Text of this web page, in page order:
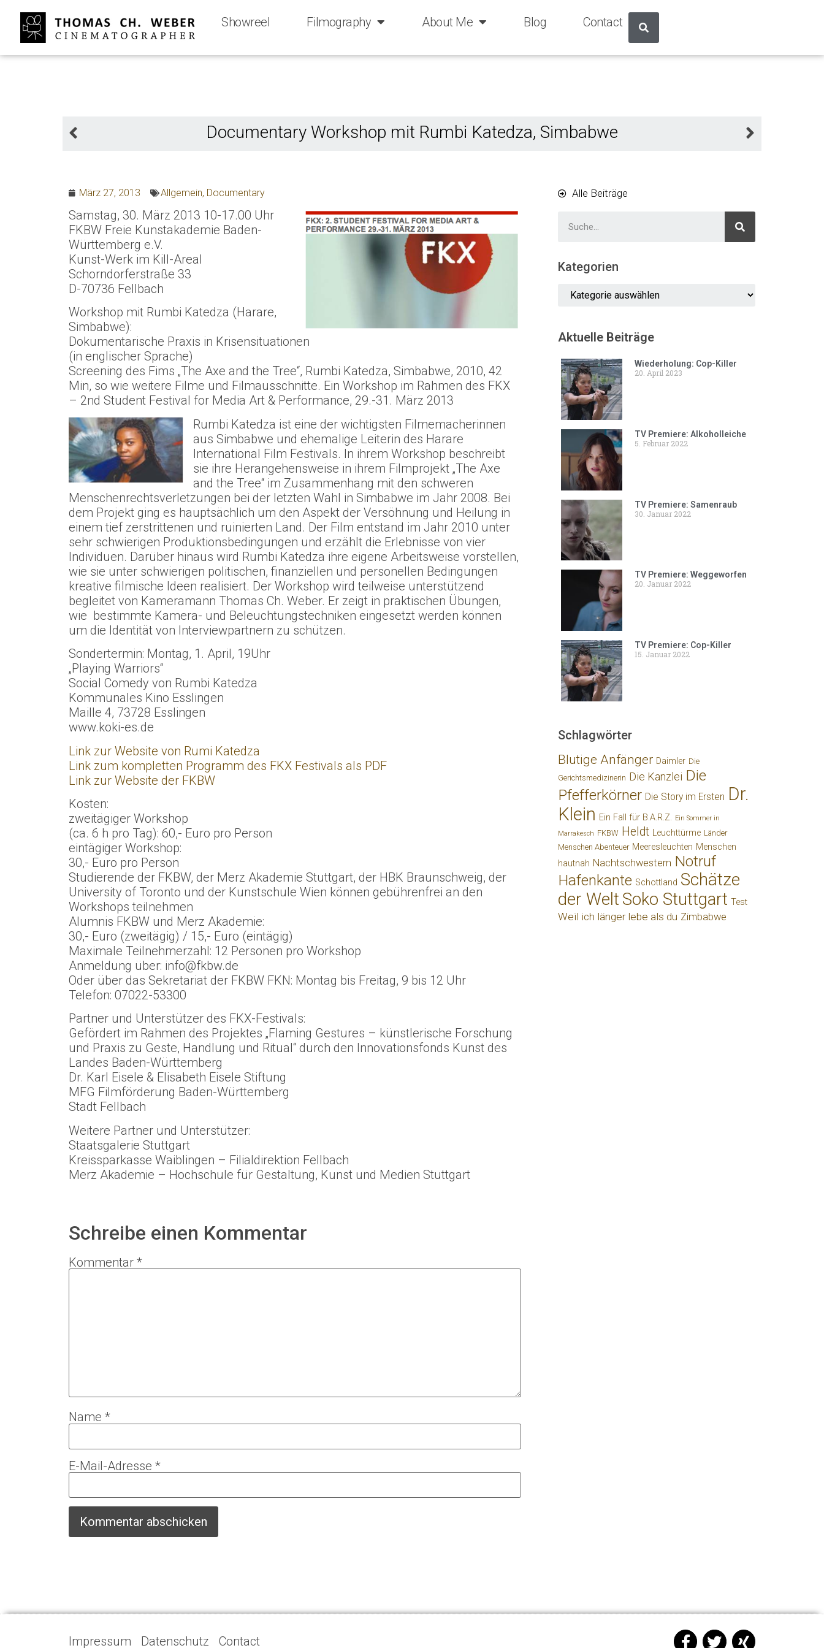
Showreel Filmography About Me Blog Contact
Documentary Workshop mit Rumbi Katedza, Simbabwe
März 27, 2013 Allgemein, Documentary
Samstag, 30. März 2013 10-17.00 Uhr
FKBW Freie Kunstakademie Baden-
Württemberg e.V.
Kunst-Werk im Kill-Areal
Schorndorferstraße 33
D-70736 Fellbach
Workshop mit Rumbi Katedza (Harare,
Simbabwe):
Dokumentarische Praxis in Krisensituationen
(in englischer Sprache)
Screening des Fims „The Axe and the Tree“, Rumbi Katedza, Simbabwe, 2010, 42
Min, so wie weitere Filme und Filmausschnitte. Ein Workshop im Rahmen des FKX
– 2nd Student Festival for Media Art & Performance, 29.-31. März 2013
Rumbi Katedza ist eine der wichtigsten Filmemacherinnen
aus Simbabwe und ehemalige Leiterin des Harare
International Film Festivals. In ihrem Workshop beschreibt
sie ihre Herangehensweise in ihrem Filmprojekt „The Axe
and the Tree“ im Zusammenhang mit den schweren
Menschenrechtsverletzungen bei der letzten Wahl in Simbabwe im Jahr 2008. Bei
dem Projekt ging es hauptsächlich um den Aspekt der Versöhnung und Heilung in
einem tief zerstrittenen und ruinierten Land. Der Film entstand im Jahr 2010 unter
sehr schwierigen Produktionsbedingungen und erzählt die Erlebnisse von vier
Individuen. Darüber hinaus wird Rumbi Katedza ihre eigene Arbeitsweise vorstellen,
wie sie unter schwierigen politischen, finanziellen und personellen Bedingungen
kreative filmische Ideen realisiert. Der Workshop wird teilweise unterstützend
begleitet von Kameramann Thomas Ch. Weber. Er zeigt in praktischen Übungen,
wie bestimmte Kamera- und Beleuchtungstechniken eingesetzt werden können
um die Identität von Interviewpartnern zu schützen.
Sondertermin: Montag, 1. April, 19Uhr
„Playing Warriors“
Social Comedy von Rumbi Katedza
Kommunales Kino Esslingen
Maille 4, 73728 Esslingen
www.koki-es.de
Link zur Website von Rumi Katedza
Link zum kompletten Programm des FKX Festivals als PDF
Link zur Website der FKBW
Kosten:
zweitägiger Workshop
(ca. 6 h pro Tag): 60,- Euro pro Person
eintägiger Workshop:
30,- Euro pro Person
Studierende der FKBW, der Merz Akademie Stuttgart, der HBK Braunschweig, der
University of Toronto und der Kunstschule Wien können gebührenfrei an den
Workshops teilnehmen
Alumnis FKBW und Merz Akademie:
30,- Euro (zweitägig) / 15,- Euro (eintägig)
Maximale Teilnehmerzahl: 12 Personen pro Workshop
Anmeldung über: info@fkbw.de
Oder über das Sekretariat der FKBW FKN: Montag bis Freitag, 9 bis 12 Uhr
Telefon: 07022-53300
Partner und Unterstützer des FKX-Festivals:
Gefördert im Rahmen des Projektes „Flaming Gestures – künstlerische Forschung
und Praxis zu Geste, Handlung und Ritual“ durch den Innovationsfonds Kunst des
Landes Baden-Württemberg
Dr. Karl Eisele & Elisabeth Eisele Stiftung
MFG Filmförderung Baden-Württemberg
Stadt Fellbach
Weitere Partner und Unterstützer:
Staatsgalerie Stuttgart
Kreissparkasse Waiblingen – Filialdirektion Fellbach
Merz Akademie – Hochschule für Gestaltung, Kunst und Medien Stuttgart
Schreibe einen Kommentar
Kommentar *
Name *
E-Mail-Adresse *
Alle Beiträge
Kategorien
Aktuelle Beiträge
Wiederholung: Cop-Killer
20. April 2023
TV Premiere: Alkoholleiche
5. Februar 2022
TV Premiere: Samenraub
30. Januar 2022
TV Premiere: Weggeworfen
20. Januar 2022
TV Premiere: Cop-Killer
15. Januar 2022
Schlagwörter
Blutige Anfänger Daimler Die
Gerichtsmedizinerin Die Kanzlei Die
Pfefferkörner Die Story im Ersten Dr.
Klein Ein Fall für B.A.R.Z. Ein Sommer in
Marrakesch FKBW Heldt Leuchttürme Länder
Menschen Abenteuer Meeresleuchten Menschen
hautnah Nachtschwestern Notruf
Hafenkante Schottland Schätze
der Welt Soko Stuttgart Test
Weil ich länger lebe als du Zimbabwe
Impressum Datenschutz Contact